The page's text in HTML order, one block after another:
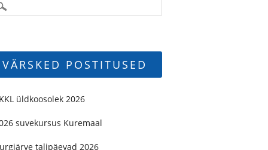
VÄRSKED POSTITUSED
üldkoosolek 2026
suvekursus Kuremaal
talipäevad 2026